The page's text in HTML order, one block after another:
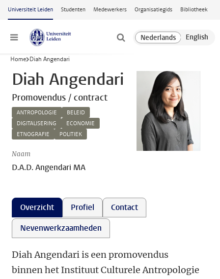
Ga naar hoofdinhoud
Universiteit Leiden Studenten Medewerkers Organisatiegids Bibliotheek
Menu
Home Diah Angendari
Diah Angendari
Promovendus / contract
ANTROPOLOGIE
BELEID
DIGITALISERING
ECONOMIE
ETNOGRAFIE
POLITIEK
Naam
D.A.D. Angendari MA
Overzicht Profiel
Contact
Nevenwerkzaamheden
Diah Angendari is een promovendus
binnen het Instituut Culturele Antropologie